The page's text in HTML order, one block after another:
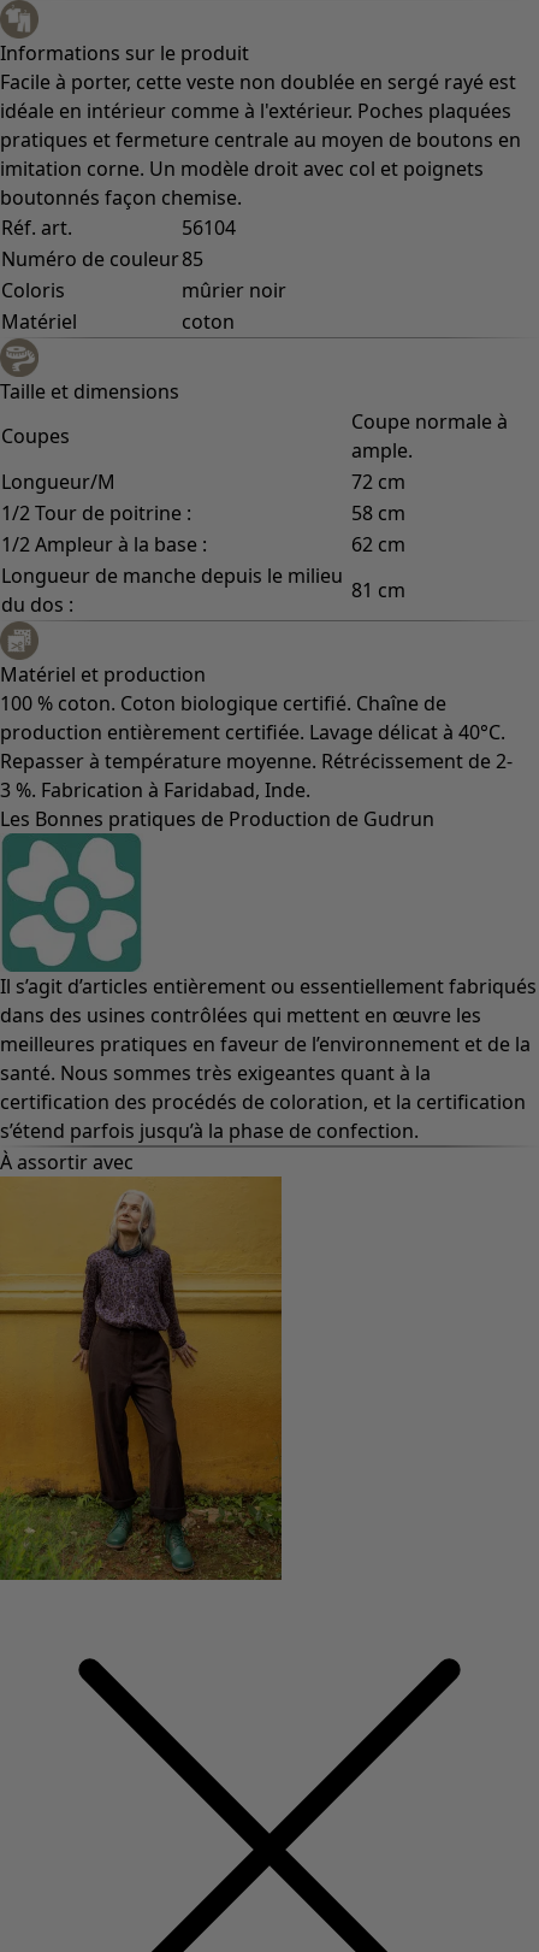
Informations sur le produit
Facile à porter, cette veste non doublée en sergé rayé est
idéale en intérieur comme à l'extérieur. Poches plaquées
pratiques et fermeture centrale au moyen de boutons en
imitation corne. Un modèle droit avec col et poignets
boutonnés façon chemise.
Réf. art.
56104
Numéro de couleur85
Coloris
mûrier noir
Matériel
coton
Taille et dimensions
Coupes
Coupe normale à
ample.
Longueur/M
72 cm
1/2 Tour de poitrine :
58 cm
1/2 Ampleur à la base :
62 cm
Longueur de manche depuis le milieu
du dos :
81 cm
Matériel et production
100 % coton. Coton biologique certifié. Chaîne de
production entièrement certifiée. Lavage délicat à 40°C.
Repasser à température moyenne. Rétrécissement de 2-
3 %. Fabrication à Faridabad, Inde.
Les Bonnes pratiques de Production de Gudrun
Il s’agit d’articles entièrement ou essentiellement fabriqués
dans des usines contrôlées qui mettent en œuvre les
meilleures pratiques en faveur de l’environnement et de la
santé. Nous sommes très exigeantes quant à la
certification des procédés de coloration, et la certification
s’étend parfois jusqu’à la phase de confection.
À assortir avec